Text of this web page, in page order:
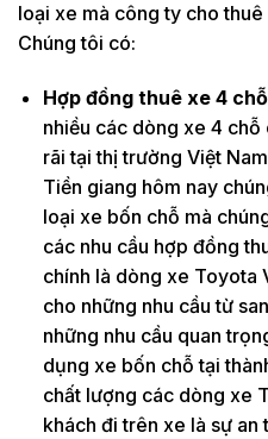
loại xe mà công ty cho
Chúng tôi có:
Hợp đồng thuê xe 4
nhiều các dòng xe 4
rãi tại thị trường Việt
Tiền giang hôm nay
loại xe bốn chỗ mà
các nhu cầu hợp đồng
chính là dòng xe Toyota
cho những nhu cầu từ
những nhu cầu quan
dụng xe bốn chỗ tại
chất lượng các dòng xe
khách đi trên xe là sự an